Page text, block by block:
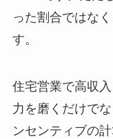
った割合ではな
す。
住宅営業で高収
力を磨くだけで
ンセンティブの